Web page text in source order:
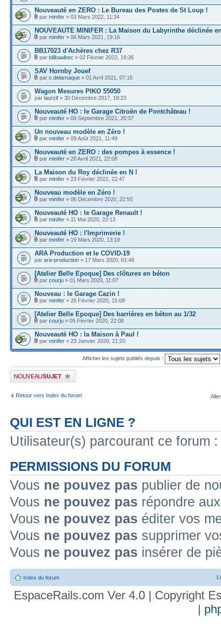
Nouveauté en ZERO : Le Bureau des Postes de St Loup !
par minifer » 03 Mars 2022, 11:34
NOUVEAUTE MINIFER : La Maison du Labyrinthe déclinée
par minifer » 06 Mars 2021, 19:16
BB17023 d'Achères chez R37
par billbaalbec » 02 Février 2022, 19:36
SAV Hornby Jouef
par c.delarnaque » 01 Avril 2021, 07:15
Wagon Mesures PIKO 55050
par laurzif » 30 Décembre 2017, 19:23
Nouveauté HO : le Garage Citroën de Pontchâteau !
par minifer » 09 Septembre 2021, 20:37
Un nouveau modèle en Zéro !
par minifer » 09 Août 2021, 11:49
Nouveauté en ZERO : des pompes à essence !
par minifer » 20 Avril 2021, 22:08
La Maison du Roy déclinée en N !
par minifer » 23 Février 2021, 22:47
Nouveau modèle en Zéro !
par minifer » 06 Décembre 2020, 22:50
Nouveauté HO : le Garage Renault !
par minifer » 11 Mai 2020, 22:13
Nouveauté HO : l'Imprimerie !
par minifer » 19 Mars 2020, 13:19
ARA Production et le COVID-19
par ara-production » 17 Mars 2020, 01:48
[Atelier Belle Epoque] Des clôtures en béton
par courju » 01 Mars 2020, 11:07
Nouveau : le Garage Cazin !
par minifer » 26 Février 2020, 15:08
[Atelier Belle Epoque] Des barrières en béton au 1/32
par courju » 05 Février 2020, 22:08
Nouveauté HO : la Maison à Paul !
par minifer » 23 Janvier 2020, 21:20
Afficher les sujets publiés depuis :
Publier un nouveau sujet
Retour vers Index du forum
QUI EST EN LIGNE ?
Utilisateur(s) parcourant ce forum
PERMISSIONS DU FORUM
Vous ne pouvez pas publier de
Vous ne pouvez pas répondre
Vous ne pouvez pas éditer vos
Vous ne pouvez pas supprimer
Vous ne pouvez pas insérer de
Index du forum
EspaceRails.com Ver 4.0 | Copyright
|